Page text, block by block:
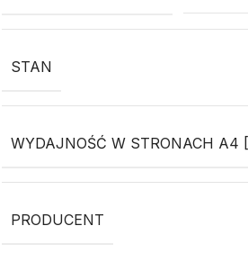
STAN
WYDAJNOŚĆ W STRONACH A4
PRODUCENT